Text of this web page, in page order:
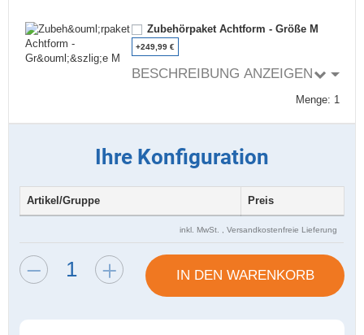
Zubehörpaket Achtform - Größe M
+249,99 €
BESCHREIBUNG ANZEIGEN
Menge: 1
Ihre Konfiguration
Artikel/Gruppe Preis
inkl. MwSt. , Versandkostenfreie Lieferung
IN DEN WARENKORB